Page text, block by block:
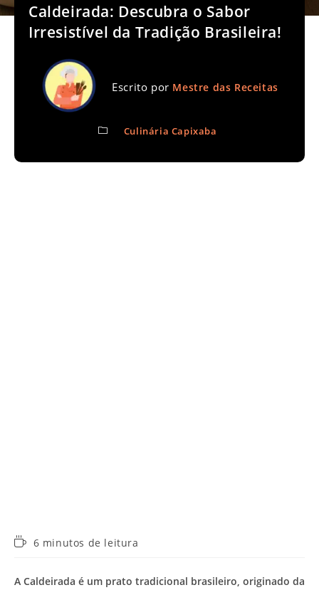
Caldeirada: Descubra o Sabor
Irresistível da Tradição Brasileira!
Escrito por Mestre das Receitas
Culinária Capixaba
Tempo6 minutos de leitura
A Caldeirada é um prato tradicional brasileiro, originado da